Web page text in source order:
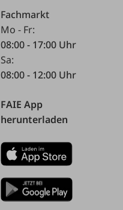
Fachmarkt
Mo - Fr:
08:00 - 17:00 Uhr
Sa:
08:00 - 12:00 Uhr
FAIE App
herunterladen